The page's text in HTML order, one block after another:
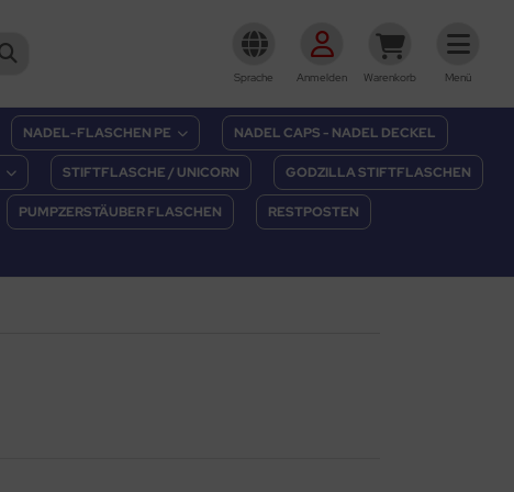
Sprache Anmelden Warenkorb Menü
NADEL-FLASCHEN PE NADEL CAPS - NADEL DECKEL
STIFTFLASCHE / UNICORN GODZILLA STIFTFLASCHEN
PUMPZERSTÄUBER FLASCHEN RESTPOSTEN